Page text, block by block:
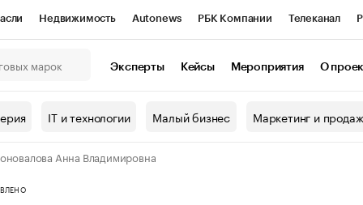
Недвижимость Autonews РБК Компании Телеканал
Проверка контрагентов
Эксперты Кейсы Мероприятия О
IT и технологии Малый бизнес Маркетинг и
Анна Владимировна